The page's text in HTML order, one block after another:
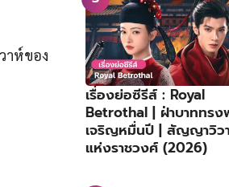
าห์ของ
เรื่องย่อซีรีส์ : Royal
Betrothal | ฝ่าบาททรง
เจริญหมื่นปี | สัญญาวิว
แห่งราชวงศ์ (2026)